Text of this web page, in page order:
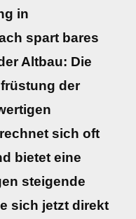
in
spart bares
Altbau: Die
der
sich oft
bietet eine
steigende
sich jetzt direkt